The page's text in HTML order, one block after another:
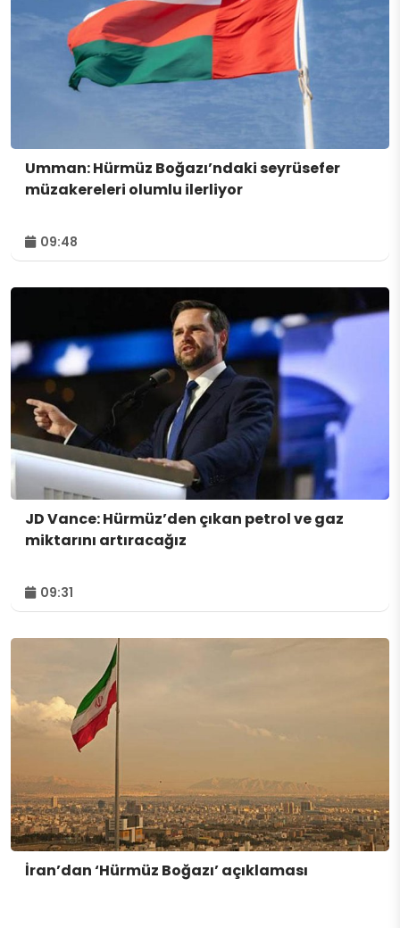
Umman: Hürmüz Boğazı’ndaki seyrüsefer
müzakereleri olumlu ilerliyor
09:48
JD Vance: Hürmüz’den çıkan petrol ve gaz
miktarını artıracağız
09:31
İran’dan ‘Hürmüz Boğazı’ açıklaması